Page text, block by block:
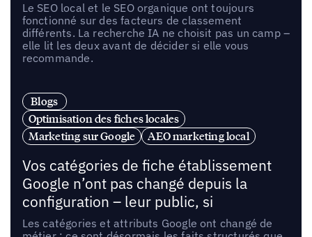
Le SEO local et le SEO organique ont toujours
fonctionné sur des facteurs de classement
différents. La recherche IA ne choisit pas un camp –
elle lit les deux avant de décider si elle vous
recommande.
Blogs
Optimisation des fiches locales
Marketing sur Google
AEO marketing local
Vos catégories de fiche établissement
Google n’ont pas changé depuis la
configuration – leur public, si
Les catégories et attributs Google ont changé de